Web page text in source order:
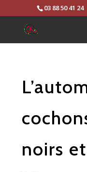
03 88 50 41 24
noirs